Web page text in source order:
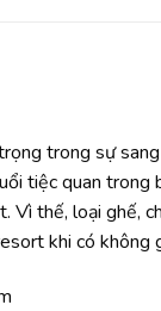
trong sự
tiệc quan trong
Vì thế, loại ghế,
khi có